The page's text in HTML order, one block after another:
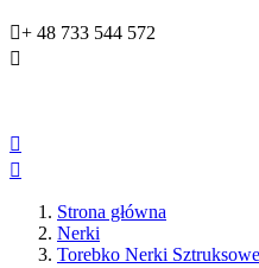
+ 48 733 544 572



Strona główna
Nerki
Torebko Nerki Sztruksowe